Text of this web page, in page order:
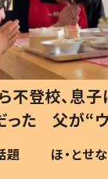
不登校、息子
った 父が“
ける理由とは
子
題 ほ・とせ